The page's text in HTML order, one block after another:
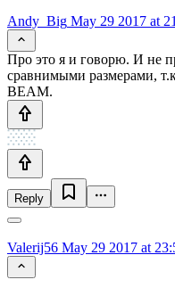
Andy_Big May 29 2017 at
Про это я и говорю. И не
сравнимыми размерами,
BEAM.
Reply
Valerij56 May 29 2017 at